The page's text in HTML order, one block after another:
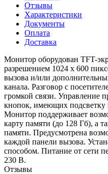
Отзывы
Характеристики
Документы
Оплата
Доставка
Монитор оборудован TFT-
разрешением 1024 х 600
вызова и/или
канала. Разговор с
громкой связи. Управление
кнопок, имеющих подсветку
Монитор поддерживает
карту памяти (до 128 Гб), а
памяти. Предусмотрена
каждой панели вызова.
способом. Питание от сети
230 В.
Отзывы